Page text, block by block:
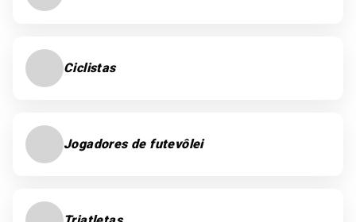
Ciclistas
Jogadores de futevôlei